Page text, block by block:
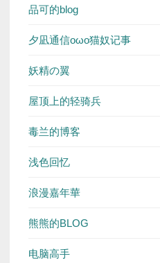
品可的blog
夕凪通信oωo猫奴记事
妖精の翼
屋顶上的轻骑兵
毒兰的博客
浅色回忆
浪漫嘉年華
熊熊的BLOG
电脑高手